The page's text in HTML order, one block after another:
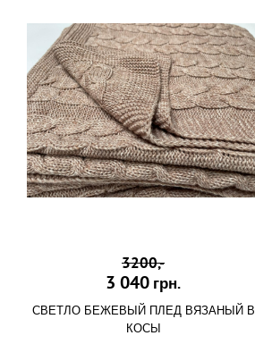
3200,-
3 040 грн.
СВЕТЛО БЕЖЕВЫЙ ПЛЕД ВЯЗАНЫЙ В
КОСЫ